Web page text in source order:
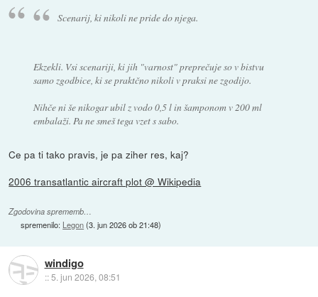
Scenarij, ki nikoli ne pride do njega.
Ekzekli. Vsi scenariji, ki jih "varnost" preprečuje so v bistvu
samo zgodbice, ki se praktčno nikoli v praksi ne zgodijo.
Nihče ni še nikogar ubil z vodo 0,5 l in šamponom v 200 ml
embalaži. Pa ne smeš tega vzet s sabo.
Ce pa ti tako pravis, je pa ziher res, kaj?
2006 transatlantic aircraft plot @ Wikipedia
Zgodovina sprememb…
spremenilo: Legon(3. jun 2026 ob 21:48)
windigo
::5. jun 2026, 08:51